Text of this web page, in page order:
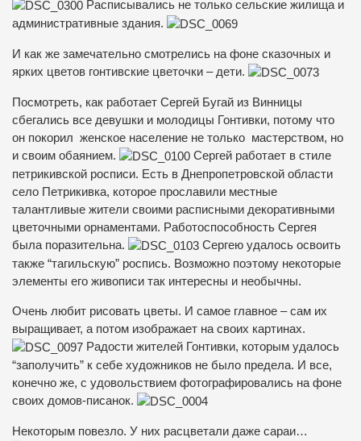
Расписывались не только сельские жилища и
административные здания.
И как же замечательно смотрелись на фоне сказочных и
ярких цветов гонтивские цветочки – дети.
Посмотреть, как работает Сергей Бугай из Винницы
сбегались все девушки и молодицы Гонтивки, потому что
он покорил женское население не только мастерством, но
и своим обаянием.
Сергей работает в стиле
петрикивской росписи. Есть в Днепропетровской области
село Петрикивка, которое прославили местные
талантливые жители своими расписными декоративными
цветочными орнаментами. Работоспособность Сергея
была поразительна.
Сергею удалось освоить
также “тагильскую” роспись. Возможно поэтому некоторые
элементы его живописи так интересны и необычны.
Очень любит рисовать цветы. И самое главное – сам их
выращивает, а потом изображает на своих картинах.
Радости жителей Гонтивки, которым удалось
“заполучить” к себе художников не было предела. И все,
конечно же, с удовольствием фотографировались на фоне
своих домов-писанок.
Некоторым повезло. У них расцветали даже сараи…